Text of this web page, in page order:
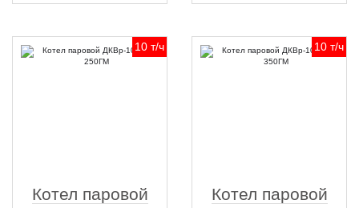
10 т/ч
Котел паровой
10 т/ч
Котел паровой